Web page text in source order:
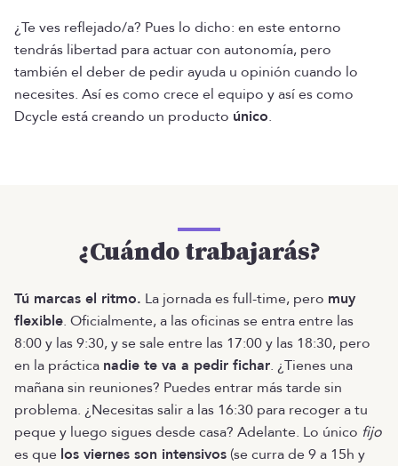
¿Te ves reflejado/a? Pues lo dicho: en este entorno
tendrás libertad para actuar con autonomía, pero
también el deber de pedir ayuda u opinión cuando lo
necesites. Así es como crece el equipo y así es como
Dcycle está creando un producto único.
¿Cuándo trabajarás?
Tú marcas el ritmo. La jornada es full-time, pero muy
flexible. Oficialmente, a las oficinas se entra entre las
8:00 y las 9:30, y se sale entre las 17:00 y las 18:30, pero
en la práctica nadie te va a pedir fichar. ¿Tienes una
mañana sin reuniones? Puedes entrar más tarde sin
problema. ¿Necesitas salir a las 16:30 para recoger a tu
peque y luego sigues desde casa? Adelante. Lo único fijo
es que los viernes son intensivos (se curra de 9 a 15h y